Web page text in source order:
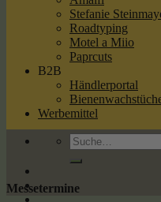
Stefanie
Roadtyping
Motel a Miio
Paprcuts
B2B
Händlerportal
Werbemittel
Suche
nach:
Messetermine